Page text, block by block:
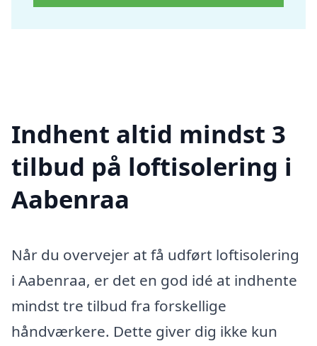
Indhent altid mindst 3
tilbud på loftisolering i
Aabenraa
Når du overvejer at få udført loftisolering
i Aabenraa, er det en god idé at indhente
mindst tre tilbud fra forskellige
håndværkere. Dette giver dig ikke kun